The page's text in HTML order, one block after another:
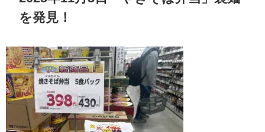
を発見！